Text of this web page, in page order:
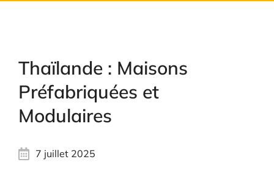
Thaïlande : Maisons
Préfabriquées et
Modulaires
7 juillet 2025